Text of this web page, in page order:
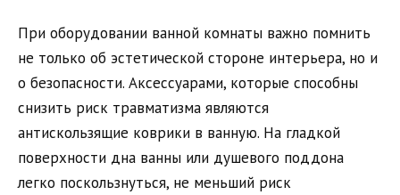
При оборудовании ванной комнаты важно помнить
не только об эстетической стороне интерьера, но и
о безопасности. Аксессуарами, которые способны
снизить риск травматизма являются
антискользящие коврики в ванную. На гладкой
поверхности дна ванны или душевого поддона
легко поскользнуться, не меньший риск